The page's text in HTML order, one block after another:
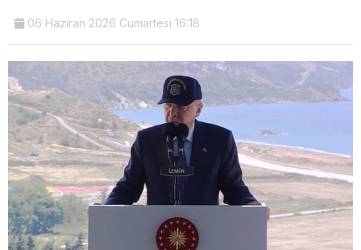
06 Haziran 2026 Cumartesi 16:18